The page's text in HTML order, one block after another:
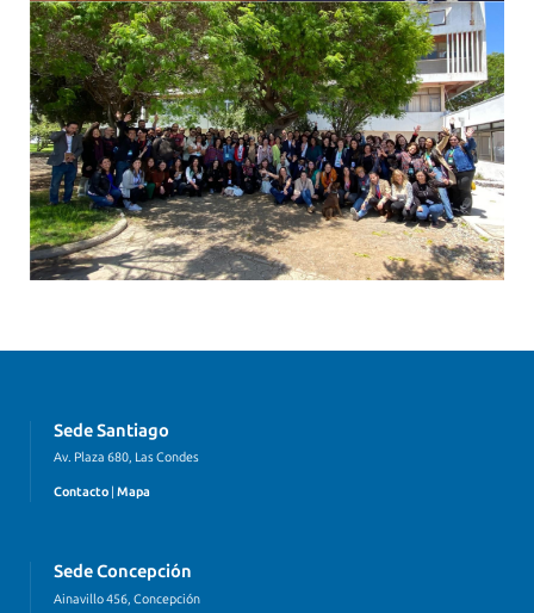
Sede Santiago
Av. Plaza 680, Las Condes
Contacto Mapa
Sede Concepción
Ainavillo 456, Concepción